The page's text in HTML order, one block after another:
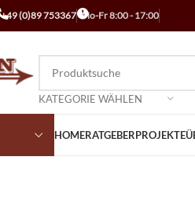
+49 (0)89 753367 Mo-Fr 8:00 - 17:00
KATEGORIE WÄHLEN
HOMERATGEBERPROJEKTE